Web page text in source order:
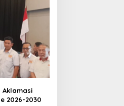
Aklamasi
2026-2030